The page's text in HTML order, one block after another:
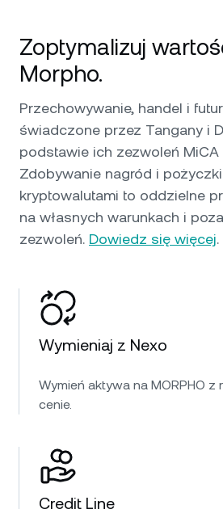
Zoptymalizuj
Morpho.
Przechowywanie, handel i
świadczone przez Tangany i
podstawie ich zezwoleń MiCA
Zdobywanie nagród i
kryptowalutami to oddzielne
na własnych warunkach i
zezwoleń. Dowiedz się więcej.
Wymieniaj z Nexo
Wymień aktywa na MORPHO z
cenie.
Credit Line